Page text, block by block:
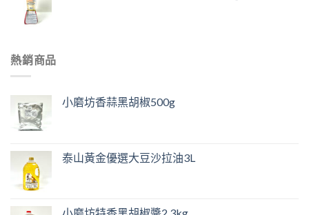
熱銷商品
小磨坊香蒜黑胡椒500g
泰山黃金優選大豆沙拉油3L